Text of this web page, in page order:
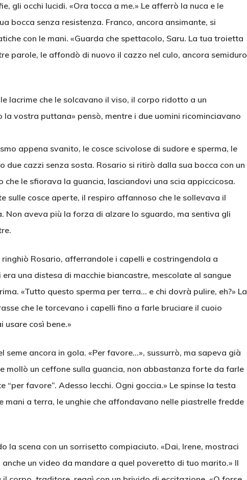
gli occhi lucidi. «Ora tocca a me.» Le afferrò la nuca e le
bocca senza resistenza. Franco, ancora ansimante, si
con le mani. «Guarda che spettacolo, Saru. La tua troietta
parole, le affondò di nuovo il cazzo nel culo, ancora semiduro
lacrime che le solcavano il viso, il corpo ridotto a un
vostra puttana» pensò, mentre i due uomini ricominciavano
appena svanito, le cosce scivolose di sudore e sperma, le
cazzi senza sosta. Rosario si ritirò dalla sua bocca con un
le sfiorava la guancia, lasciandovi una scia appiccicosa.
sulle cosce aperte, il respiro affannoso che le sollevava il
aveva più la forza di alzare lo sguardo, ma sentiva gli
Rosario, afferrandole i capelli e costringendola a
una distesa di macchie biancastre, mescolate al sangue
«Tutto questo sperma per terra… e chi dovrà pulire, eh?» La
che le torcevano i capelli fino a farle bruciare il cuoio
usare così bene.»
seme ancora in gola. «Per favore…», sussurrò, ma sapeva già
mollò un ceffone sulla guancia, non abbastanza forte da farle
favore”. Adesso lecchi. Ogni goccia.» Le spinse la testa
mani a terra, le unghie che affondavano nelle piastrelle fredde
la scena con un sorrisetto compiaciuto. «Dai, Irene, mostraci
un video da mandare a quel poveretto di tuo marito.» Il